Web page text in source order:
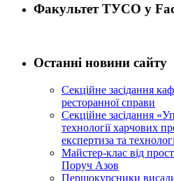
Факультет ТУСО у
Останні новини сайту
Секційне засідання
ресторанної справи
Секційне засідання
технології харчових
експертиза та
Майстер-клас від
Поруч Азов
Першокурсники